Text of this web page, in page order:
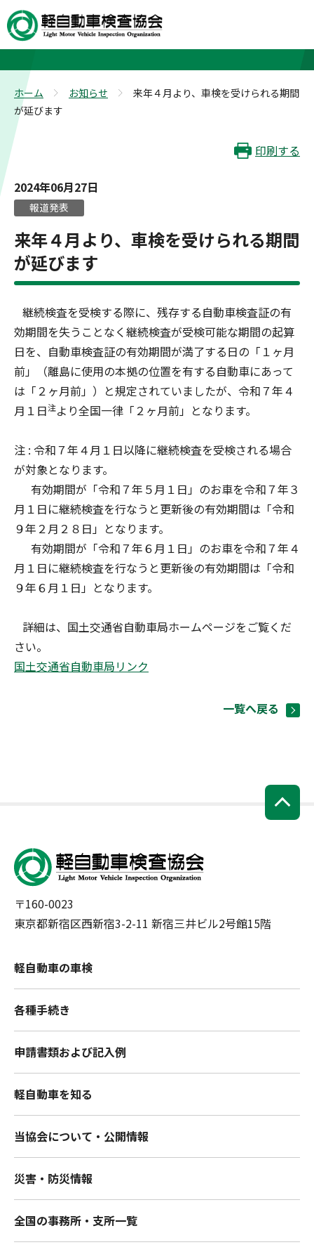
お知らせ
ホーム お知らせ
来年４月より、車検を受けられる期間
が延びます
印刷する
2024年06月27日
報道発表
来年４月より、車検を受けられる期間
が延びます
継続検査を受検する際に、残存する自動車検査証の有
効期間を失うことなく継続検査が受検可能な期間の起算
日を、自動車検査証の有効期間が満了する日の「１ヶ月
前」（離島に使用の本拠の位置を有する自動車にあって
は「２ヶ月前」）と規定されていましたが、令和７年４
月１日注より全国一律「２ヶ月前」となります。
注 : 令和７年４月１日以降に継続検査を受検される場合
が対象となります。
有効期間が「令和７年５月１日」のお車を令和７年３
月１日に継続検査を行なうと更新後の有効期間は「令和
９年２月２８日」となります。
有効期間が「令和７年６月１日」のお車を令和７年４
月１日に継続検査を行なうと更新後の有効期間は「令和
９年６月１日」となります。
詳細は、国土交通省自動車局ホームページをご覧くだ
さい。
国土交通省自動車局リンク
一覧へ戻る
〒160-0023
東京都新宿区西新宿3-2-11 新宿三井ビル2号館15階
軽自動車の車検
各種手続き
申請書類および記入例
軽自動車を知る
当協会について・公開情報
災害・防災情報
全国の事務所・支所一覧